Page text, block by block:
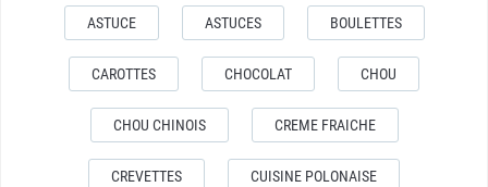
ASTUCE ASTUCES BOULETTES
CAROTTES CHOCOLAT CHOU
CHOU CHINOIS CREME FRAICHE
CREVETTES CUISINE POLONAISE